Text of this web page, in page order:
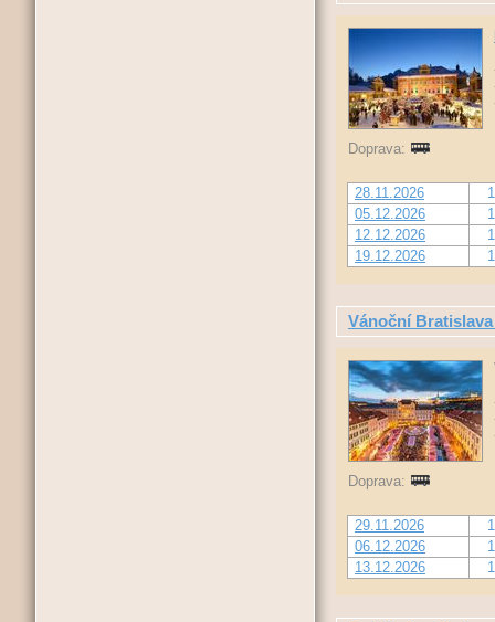
Doprava:
28.11.2026
05.12.2026
12.12.2026
19.12.2026
Vánoční
Doprava:
29.11.2026
06.12.2026
13.12.2026